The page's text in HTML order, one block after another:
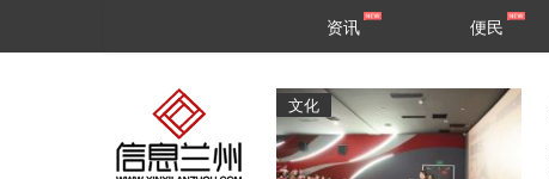
区县
资讯 便民
文化